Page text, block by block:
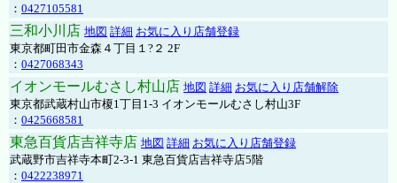
： 0427105581
三和小川店 地図 詳細 お気に入り店舗登録
東京都町田市金森４丁目１?２ 2F
： 0427068343
イオンモールむさし村山店 地図 詳細 お気に入り店舗解除
東京都武蔵村山市榎1丁目1-3 イオンモールむさし村山3F
： 0425668581
東急百貨店吉祥寺店 地図 詳細 お気に入り店舗登録
武蔵野市吉祥寺本町2-3-1 東急百貨店吉祥寺店5階
： 0422238971